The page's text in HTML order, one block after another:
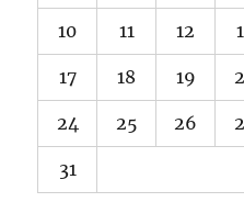
10 11 12
17 18 19
24 25 26
31